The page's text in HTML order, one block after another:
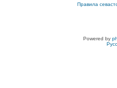
Правила
Powered by